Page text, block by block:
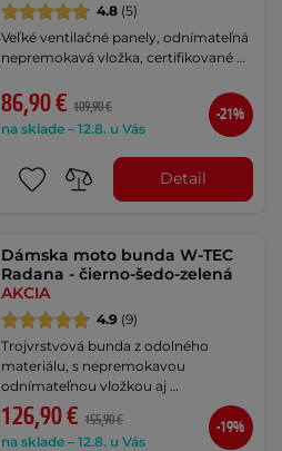
4.8 (5)
Veľké ventilačné panely, odnímateľná
nepremokavá vložka, certifikované …
86,90 € 109,90 €
na sklade – 12.8. u Vás
-21%
Detail
Dámska moto bunda W-TEC
Radana - čierno-šedo-zelená
AKCIA
4.9 (9)
Trojvrstvová bunda z odolného
materiálu, s nepremokavou
odnímateľnou vložkou aj …
126,90 € 155,90 €
na sklade – 12.8. u Vás
-19%